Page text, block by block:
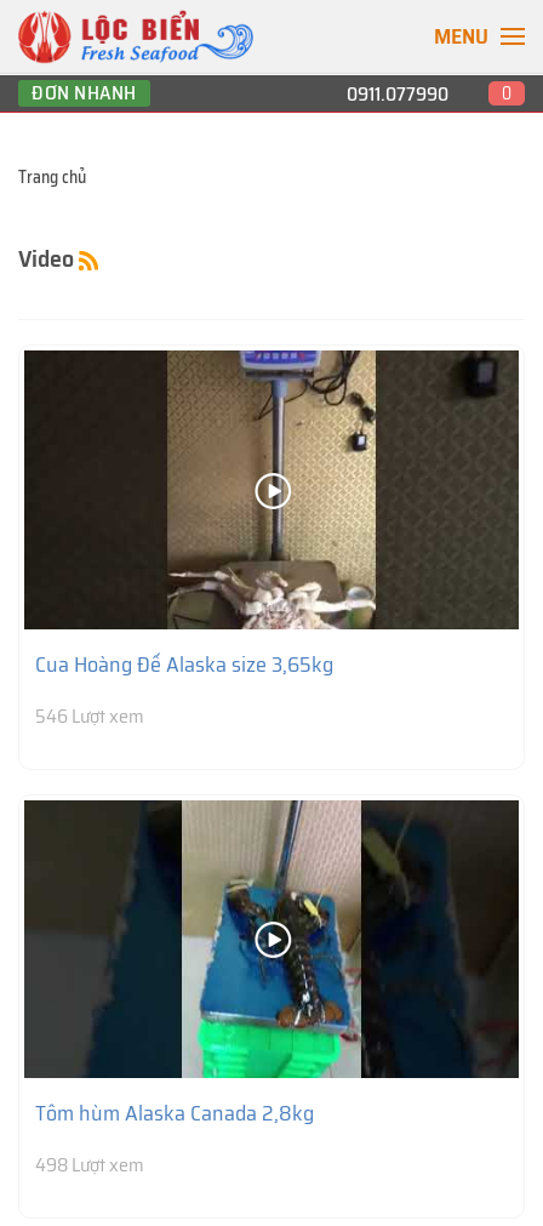
MENU
ĐƠN NHANH 0911.077990 0
Trang chủ
Video
Cua Hoàng Đế Alaska size 3,65kg
546 Lượt xem
Tôm hùm Alaska Canada 2,8kg
498 Lượt xem